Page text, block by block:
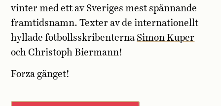
vinter med ett av Sveriges mest spännande
framtidsnamn. Texter av de internationellt
hyllade fotbollsskribenterna Simon Kuper
och Christoph Biermann!
Forza gänget!